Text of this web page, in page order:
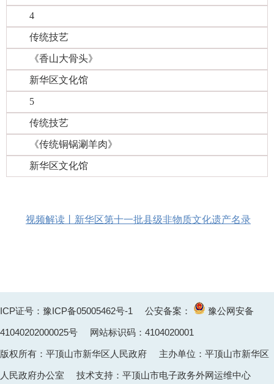
4
传统技艺
《香山大骨头》
新华区文化馆
5
传统技艺
《传统铜锅涮羊肉》
新华区文化馆
视频解读丨新华区第十一批县级非物质文化遗产名录
ICP证号：豫ICP备05005462号-1 公安备案： 豫公网安备
41040202000025号 网站标识码：4104020001
版权所有：平顶山市新华区人民政府 主办单位：平顶山市新华区
人民政府办公室 技术支持：平顶山市电子政务外网运维中心